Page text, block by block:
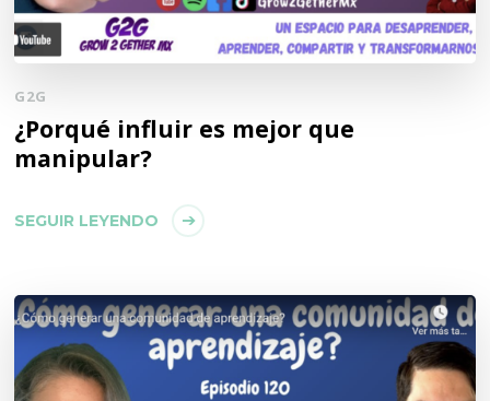
G2G
¿Porqué influir es mejor que
manipular?
SEGUIR LEYENDO